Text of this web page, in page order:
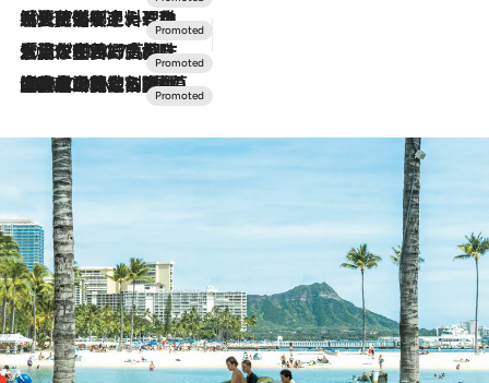
2026.7.24
【夏限定ディナーコース】旬を迎える稚鮎や花ズッキーニなどをイタリア・トスカーナの郷土料理の手法で満喫！
2026.7.17
「土佐和ハーブかき氷」がOMO7高知に登場！生姜、山椒、大葉など目にも舌にも涼を呼ぶ郷土の味
2026.7.10
NEW OPEN！【界 草津】名湯の地に誕生。趣の異なる2種の温泉と上州ならではの会席・蕎麦割烹など美食を味わう究極の癒やし旅